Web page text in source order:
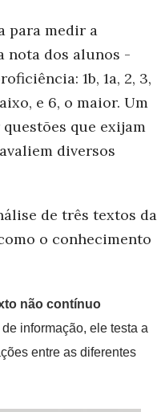
para medir a
nota dos alunos -
1b, 1a, 2, 3,
e 6, o maior. Um
que exijam
diversos
de três textos da
o conhecimento
não contínuo
informação, ele testa a
entre as diferentes